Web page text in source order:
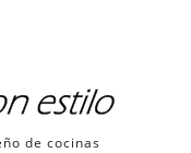
de cocinas